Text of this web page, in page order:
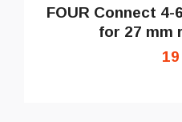
FOUR Connect
for 27 mm